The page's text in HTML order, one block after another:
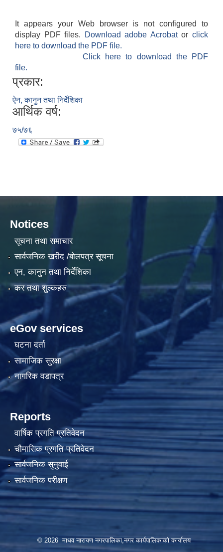
It appears your Web browser is not configured to
display PDF files.
Download adobe Acrobatorclick
here to download the PDF file.
Click here to download the PDF
file.
प्रकार:
ऐन, कानुन तथा निर्देशिका
आर्थिक वर्ष:
७५/७६
Notices
सूचना तथा समाचार
सार्वजनिक खरीद /बोलपत्र सूचना
एन, कानुन तथा निर्देशिका
कर तथा शुल्कहरु
eGov services
घटना दर्ता
सामाजिक सुरक्षा
नागरिक वडापत्र
Reports
वार्षिक प्रगति प्रतिवेदन
चौमासिक प्रगति प्रतिवेदन
सार्वजनिक सुनुवाई
सार्वजनिक परीक्षण
© 2026 माधव नारायण नगरपालिका,नगर कार्यपालिकाको कार्यालय